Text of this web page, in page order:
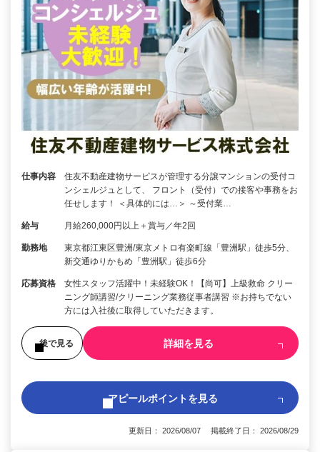
仕事内容
住友不動産建物サービスが管理する分譲マンションの受付コ
ンシェルジュとして、 フロント（受付）での接客や事務をお
任せします！ ＜具体的には…＞ ～受付業…
給与 月給260,000円以上＋賞与／年2回
勤務地
東京都江東区豊洲/東京メトロ有楽町線「豊洲駅」徒歩5分、
新交通ゆりかもめ「豊洲駅」徒歩6分
応募資格
女性スタッフ活躍中！未経験OK！【尚可】上級救命 クリー
ニング師講習/クリーニング業務従事者講習 ※お持ちでない
方には入社後に取得していただきます。
後で見る 詳細を見る
アピールポイントを見る
更新日： 2026/08/07 掲載終了日： 2026/08/29